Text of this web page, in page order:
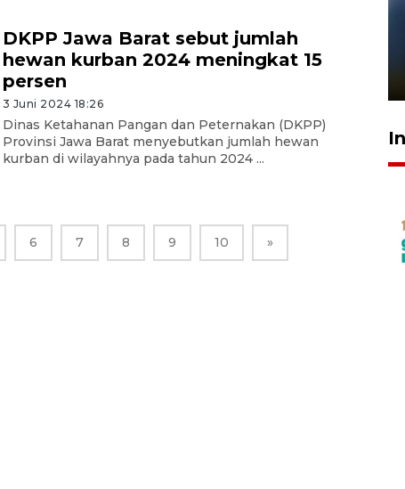
DKPP Jawa Barat sebut jumlah
hewan kurban 2024 meningkat 15
persen
3 Juni 2024 18:26
Dinas Ketahanan Pangan dan Peternakan (DKPP)
Provinsi Jawa Barat menyebutkan jumlah hewan
kurban di wilayahnya pada tahun 2024 ...
6 7 8 9 10 »
Pelanggan Filaha Farm setia
sampai 8 tahan?